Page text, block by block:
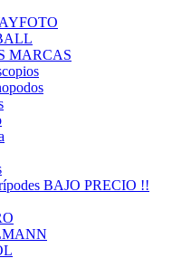
MARCAS
BAJO PRECIO !!